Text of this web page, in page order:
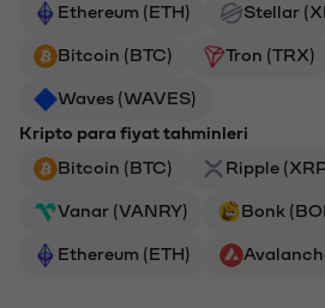
Ethereum (ETH)
Stellar
Bitcoin (BTC) Tron (TRX)
Waves (WAVES)
Kripto para fiyat tahminleri
Bitcoin (BTC)
Ripple
Vanar (VANRY) Bonk
Ethereum (ETH)